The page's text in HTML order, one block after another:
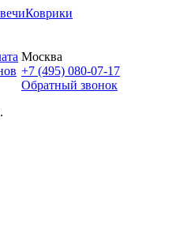
Коврики
Москва
+7 (495) 080-07-17
Обратный звонок